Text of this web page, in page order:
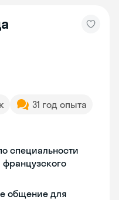
31 год опыта
специальности
французского
общение для